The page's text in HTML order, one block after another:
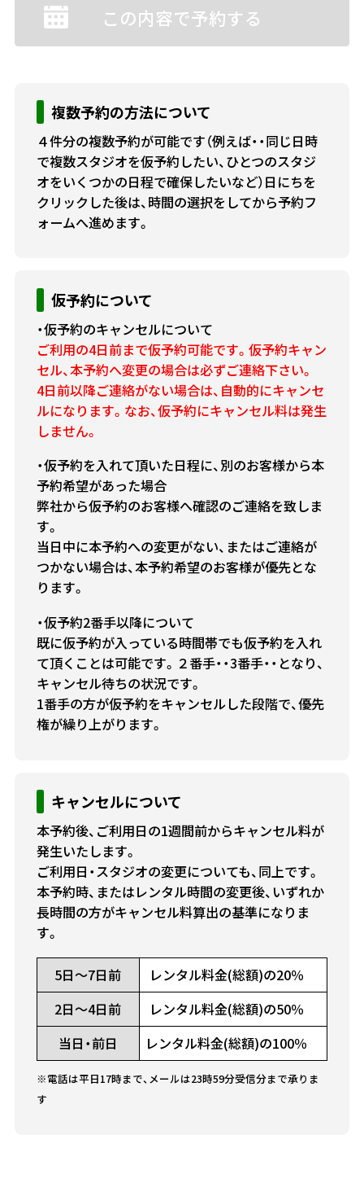
この内容で予約する
複数予約の方法について
４件分の複数予約が可能です（例えば・・同じ日時
で複数スタジオを仮予約したい、ひとつのスタジ
オをいくつかの日程で確保したいなど）日にちを
クリックした後は、時間の選択をしてから予約フ
ォームへ進めます。
仮予約について
・仮予約のキャンセルについて
ご利用の4日前まで仮予約可能です。仮予約キャン
セル、本予約へ変更の場合は必ずご連絡下さい。
4日前以降ご連絡がない場合は、自動的にキャンセ
ルになります。なお、仮予約にキャンセル料は発生
しません。
・仮予約を入れて頂いた日程に、別のお客様から本
予約希望があった場合
弊社から仮予約のお客様へ確認のご連絡を致しま
す。
当日中に本予約への変更がない、またはご連絡が
つかない場合は、本予約希望のお客様が優先とな
ります。
・仮予約2番手以降について
既に仮予約が入っている時間帯でも仮予約を入れ
て頂くことは可能です。２番手・・3番手・・となり、
キャンセル待ちの状況です。
1番手の方が仮予約をキャンセルした段階で、優先
権が繰り上がります。
キャンセルについて
本予約後、ご利用日の1週間前からキャンセル料が
発生いたします。
ご利用日・スタジオの変更についても、同上です。
本予約時、またはレンタル時間の変更後、いずれか
長時間の方がキャンセル料算出の基準になりま
す。
5日～7日前
レンタル料金(総額)の20％
2日～4日前
レンタル料金(総額)の50％
当日・前日
レンタル料金(総額)の100％
※電話は平日17時まで、メールは23時59分受信分まで承りま
す